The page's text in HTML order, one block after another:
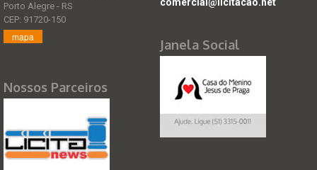
Porto Alegre - RS
CEP: 91720-150
mapa
Nossos Parceiros
Janela Social